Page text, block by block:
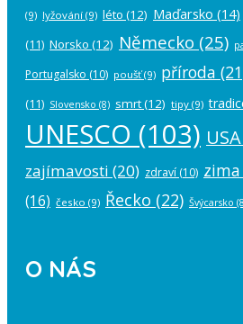
(9) lyžování (9) léto (12) Maďarsko (14)
(11) Norsko (12) Německo (25)
Portugalsko (10) poušť(9) příroda
(11) Slovensko (8) smrt(12) tipy (9)
UNESCO (103) USA
zajímavosti (20) zdraví (10) zima
(16) česko (9) Řecko (22) Švýcarsko
O NÁS